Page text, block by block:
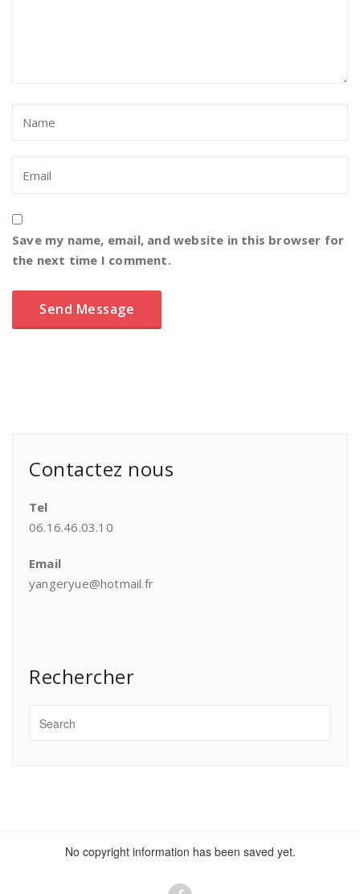
Save my name, email, and website in this browser for
the next time I comment.
Contactez nous
Tel
06.16.46.03.10
Email
yangeryue@hotmail.fr
Rechercher
No copyright information has been saved yet.